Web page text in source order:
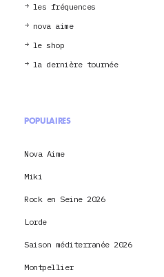
les fréquences
nova aime
le shop
la dernière tournée
POPULAIRES
Nova Aime
Miki
Rock en Seine 2026
Lorde
Saison méditerranée 2026
Montpellier